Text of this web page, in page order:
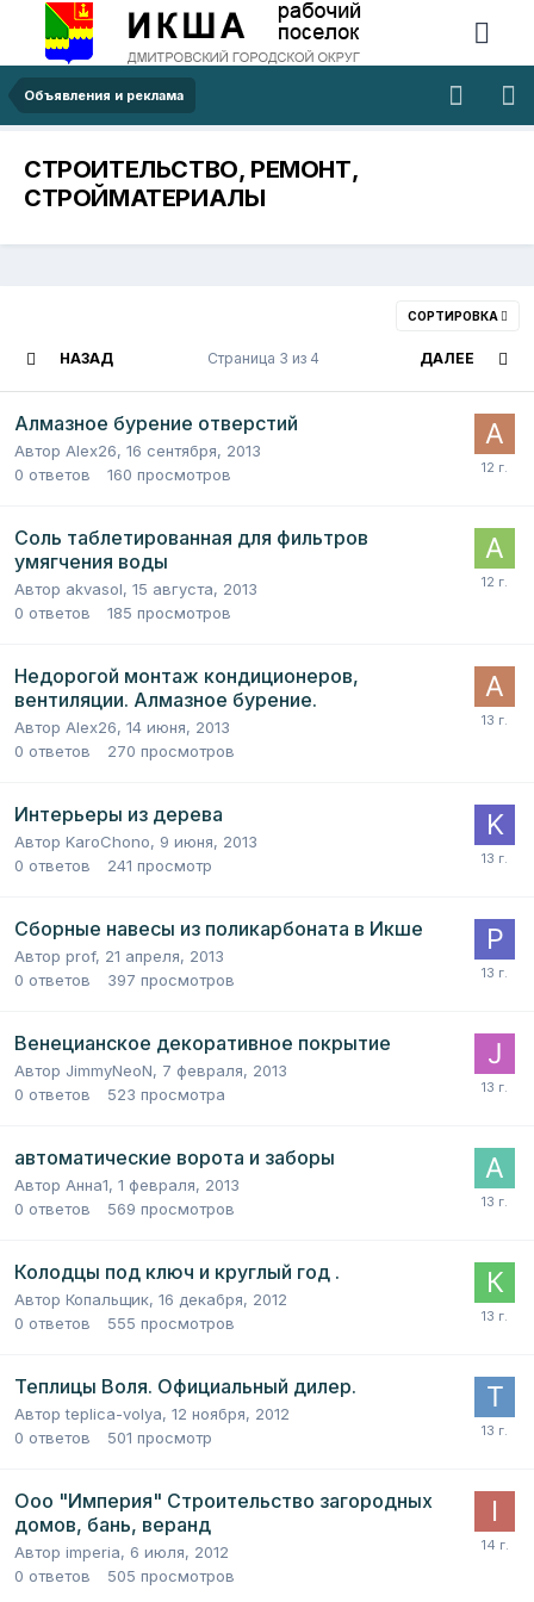
Объявления и реклама
СТРОИТЕЛЬСТВО, РЕМОНТ,
СТРОЙМАТЕРИАЛЫ
СОРТИРОВКА
НАЗАД ДАЛЕЕ
Страница 3 из 4
Алмазное бурение отверстий
Автор Alex26, 16 сентября, 2013
0 ответов 160 просмотров
Соль таблетированная для фильтров
умягчения воды
Автор akvasol, 15 августа, 2013
0 ответов 185 просмотров
Недорогой монтаж кондиционеров,
вентиляции. Алмазное бурение.
Автор Alex26, 14 июня, 2013
0 ответов 270 просмотров
Интерьеры из дерева
Автор KaroChono, 9 июня, 2013
0 ответов 241 просмотр
Сборные навесы из поликарбоната в Икше
Автор prof, 21 апреля, 2013
0 ответов 397 просмотров
Венецианское декоративное покрытие
Автор JimmyNeoN, 7 февраля, 2013
0 ответов 523 просмотра
автоматические ворота и заборы
Автор Анна1, 1 февраля, 2013
0 ответов 569 просмотров
Колодцы под ключ и круглый год .
Автор Копальщик, 16 декабря, 2012
0 ответов 555 просмотров
Теплицы Воля. Официальный дилер.
Авторteplica-volya, 12 ноября, 2012
0 ответов 501 просмотр
Ooo "Империя" Строительство загородных
домов, бань, веранд
Автор imperia, 6 июля, 2012
0 ответов 505 просмотров